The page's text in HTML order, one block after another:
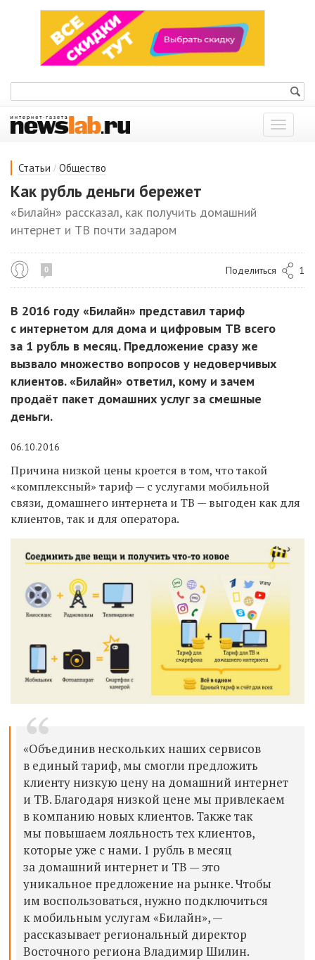
Показать
меню
Статьи / Общество
Как рубль деньги бережет
«Билайн» рассказал, как получить домашний
интернет и ТВ почти задаром
0 Поделиться 1
В 2016 году «Билайн» представил тариф
с интернетом для дома и цифровым ТВ всего
за 1 рубль в месяц. Предложение сразу же
вызвало множество вопросов у недоверчивых
клиентов. «Билайн» ответил, кому и зачем
продаёт пакет домашних услуг за смешные
деньги.
06.10.2016
Причина низкой цены кроется в том, что такой
«комплексный» тариф — с услугами мобильной
связи, домашнего интернета и ТВ — выгоден как для
клиентов, так и для оператора.
«Объединив нескольких наших сервисов
в единый тариф, мы смогли предложить
клиенту низкую цену на домашний интернет
и ТВ. Благодаря низкой цене мы привлекаем
в компанию новых клиентов. Также так
мы повышаем лояльность тех клиентов,
которые уже с нами. 1 рубль в месяц
за домашний интернет и ТВ — это
уникальное предложение на рынке. Чтобы
им воспользоваться, нужно подключиться
к мобильным услугам «Билайн», —
рассказывает региональный директор
Восточного региона Владимир Шилин.